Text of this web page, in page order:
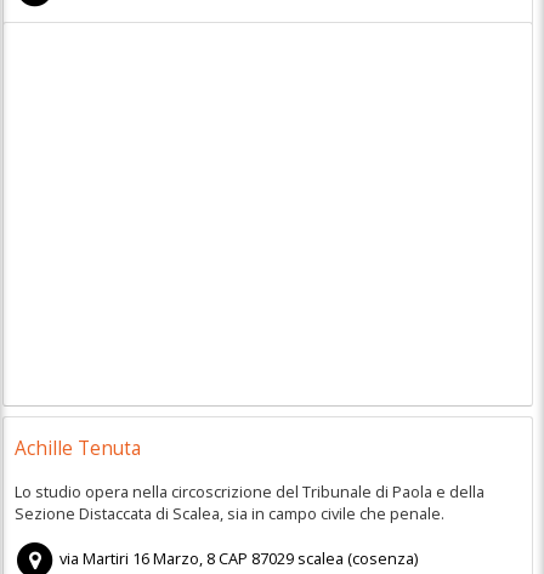
Achille Tenuta
Lo studio opera nella circoscrizione del Tribunale di Paola e della
Sezione Distaccata di Scalea, sia in campo civile che penale.
via Martiri 16 Marzo, 8CAP 87029 scalea (cosenza)